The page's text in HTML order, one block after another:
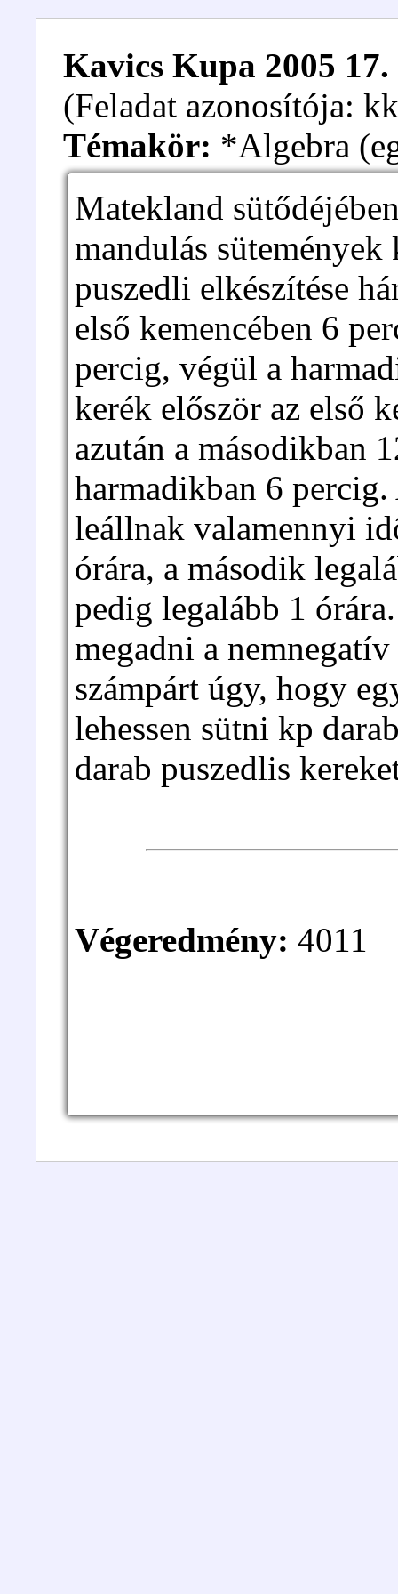
Kavics Kupa 2005
(Feladat azonosítója:
Témakör: *Algebra
Matekland
mandulás
puszedli elkészítése
első kemencében 6
percig, végül a
kerék először az első
azután a másodikban
harmadikban 6
leállnak valamennyi
órára, a második
pedig legalább 1
megadni a
számpárt úgy, hogy
lehessen sütni kp
darab puszedlis
Végeredmény: 4011